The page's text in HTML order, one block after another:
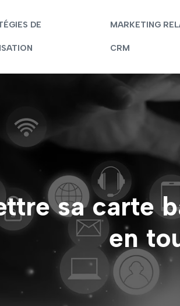
DE MARKETING
CRM
sa carte
en